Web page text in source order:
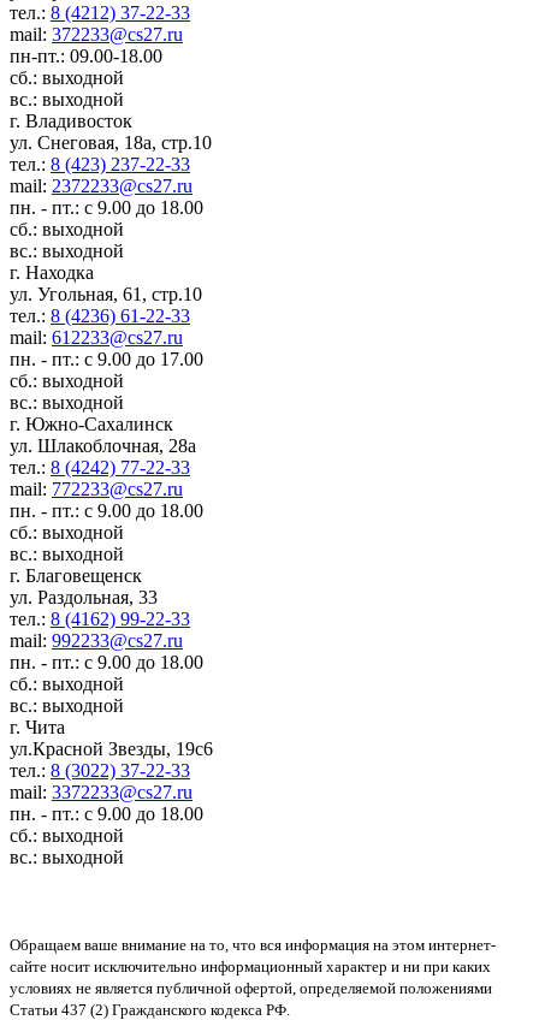
тел.: 8 (4212) 37-22-33
mail: 372233@cs27.ru
пн-пт.: 09.00-18.00
сб.: выходной
вс.: выходной
г. Владивосток
ул. Снеговая, 18а, стр.10
тел.: 8 (423) 237-22-33
mail: 2372233@cs27.ru
пн. - пт.: с 9.00 до 18.00
сб.: выходной
вс.: выходной
г. Находка
ул. Угольная, 61, стр.10
тел.: 8 (4236) 61-22-33
mail: 612233@cs27.ru
пн. - пт.: с 9.00 до 17.00
сб.: выходной
вс.: выходной
г. Южно-Сахалинск
ул. Шлакоблочная, 28а
тел.: 8 (4242) 77-22-33
mail: 772233@cs27.ru
пн. - пт.: с 9.00 до 18.00
сб.: выходной
вс.: выходной
г. Благовещенск
ул. Раздольная, 33
тел.: 8 (4162) 99-22-33
mail: 992233@cs27.ru
пн. - пт.: с 9.00 до 18.00
сб.: выходной
вс.: выходной
г. Чита
ул.Красной Звезды, 19с6
тел.: 8 (3022) 37-22-33
mail: 3372233@cs27.ru
пн. - пт.: с 9.00 до 18.00
сб.: выходной
вс.: выходной
Обращаем ваше внимание на то, что вся информация на этом интернет-
сайте носит исключительно информационный характер и ни при каких
условиях не является публичной офертой, определяемой положениями
Статьи 437 (2) Гражданского кодекса РФ.